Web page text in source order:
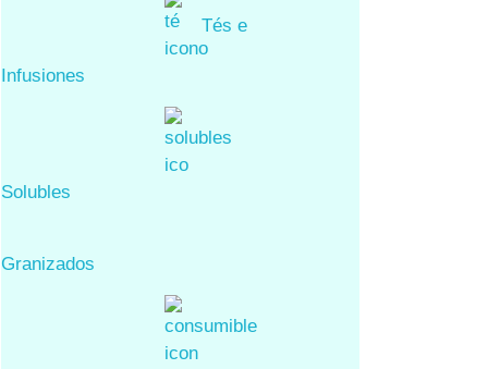
Tés e
Infusiones
Solubles
Granizados